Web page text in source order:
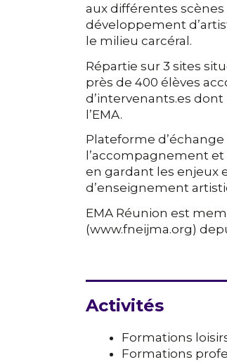
aux différentes scènes
développement
le milieu carcéral.
Répartie sur 3 sites
près de 400 élèves
d’intervenants.es
l’EMA.
Plateforme
l’accompagnement
en gardant les enjeux
d’enseignement
EMA Réunion est
(www.fneijma.org)
Activités
Formations
Formations